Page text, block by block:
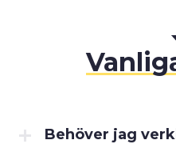
Behöver jag